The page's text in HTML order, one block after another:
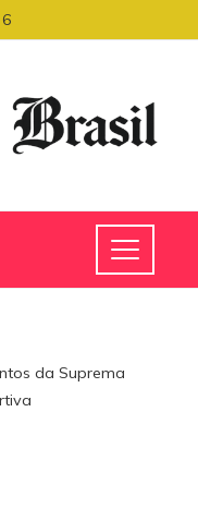
da Suprema